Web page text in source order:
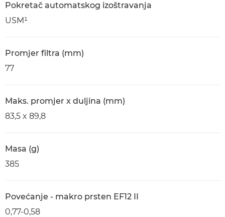
Pokretač automatskog izoštravanja
USM¹
Promjer filtra (mm)
77
Maks. promjer x duljina (mm)
83,5 x 89,8
Masa (g)
385
Povećanje - makro prsten EF12 II
0,77-0,58